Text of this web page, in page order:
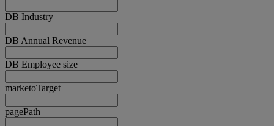
DB Industry
DB Annual Revenue
DB Employee size
marketoTarget
pagePath